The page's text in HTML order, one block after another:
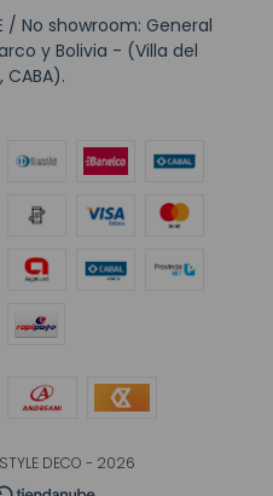
/ No showroom: General
y Bolivia - (Villa del
CABA).
DECO - 2026